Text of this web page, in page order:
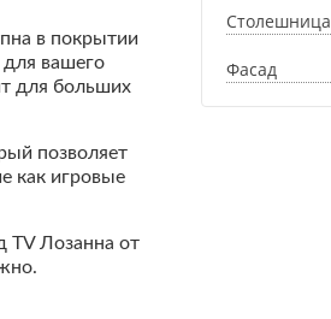
в покрытии
вашего
для больших
позволяет
как игровые
TV Лозанна от
Столешница
Фасад